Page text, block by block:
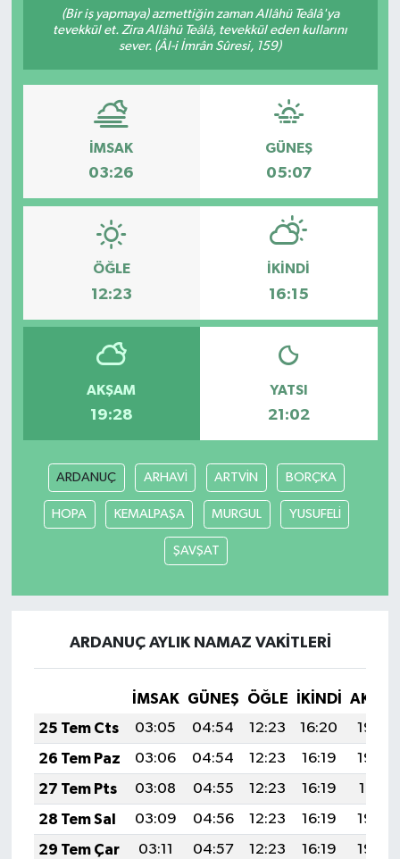
(Bir iş yapmaya) azmettiğin zaman Allâhü Teâlâ'ya
tevekkül et. Zira Allâhü Teâlâ, tevekkül eden kullarını
sever. (Âl-i İmrân Sûresi, 159)
İMSAK
03:26
GÜNEŞ
05:07
ÖĞLE
12:23
İKINDI
16:15
AKŞAM
19:28
YATSI
21:02
ARDANUÇ ARHAVİ ARTVİN BORÇKA
HOPA KEMALPAŞA MURGUL YUSUFELİ
ŞAVŞAT
ARDANUÇ AYLIK NAMAZ VAKITLERI
İMSAK GÜNEŞ ÖĞLE İKINDI
25 Tem Cts
03:05 04:54 12:23 16:20
19:43
26 Tem Paz
03:06 04:54 12:23 16:19
19:42
27 Tem Pts
03:08 04:55 12:23 16:19
19:41
28 Tem Sal
03:09 04:56 12:23 16:19
19:40
29 Tem Çar
03:11 04:57 12:23 16:19
19:39